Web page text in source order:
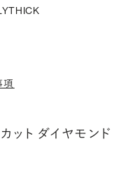
項
ット ダイヤモンド